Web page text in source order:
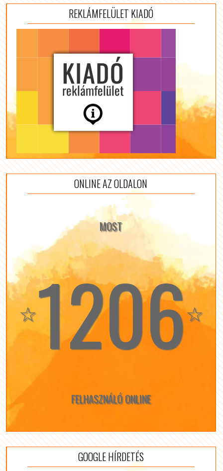
REKLÁMFELÜLET KIADÓ
ONLINE AZ OLDALON
MOST
☆1206☆
FELHASZNÁLÓ ONLINE
GOOGLE HÍRDETÉS